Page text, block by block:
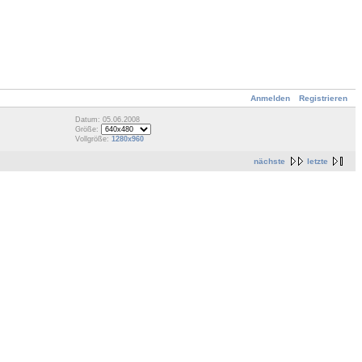
Anmelden Registrieren
Datum: 05.06.2008
Größe:
Vollgröße: 1280x960
nächste letzte